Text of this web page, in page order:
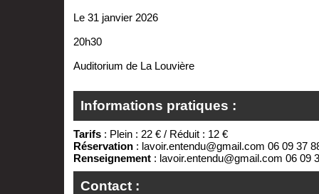
Le 31 janvier 2026
20h30
Auditorium de La Louvière
Informations pratiques :
Tarifs: Plein : 22 € / Réduit : 12 €
Réservation : lavoir.entendu@gmail.com 06 09 37
Renseignement : lavoir.entendu@gmail.com 06 09
Contact :